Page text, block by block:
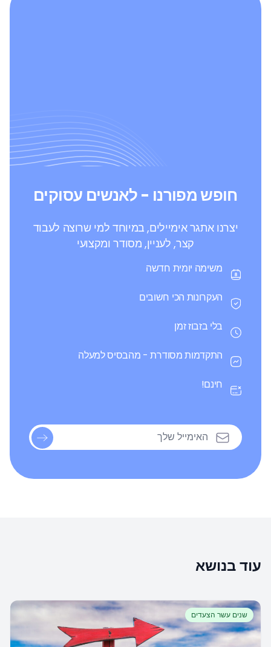
חופש מפורנו - לאנשים עסוקים
יצרנו אתגר אימיילים, במיוחד למי שרוצה לעבוד
קצר, לעניין, מסודר ומקצועי
משימה יומית חדשה
העקרונות הכי חשובים
בלי בזבוז זמן
התקדמות מסודרת - מהבסיס למעלה
חינם!
עוד בנושא
שנים עשר הצעדים